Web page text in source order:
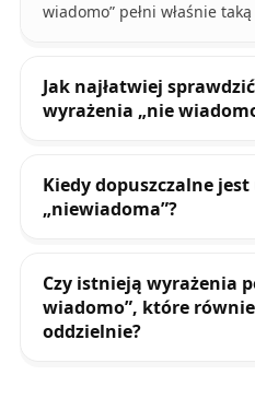
wiadomo” pełni właśnie
Jak najłatwiej
wyrażenia „nie
Kiedy dopuszczalne jest
„niewiadoma”?
Czy istnieją wyrażenia
wiadomo”, które
oddzielnie?